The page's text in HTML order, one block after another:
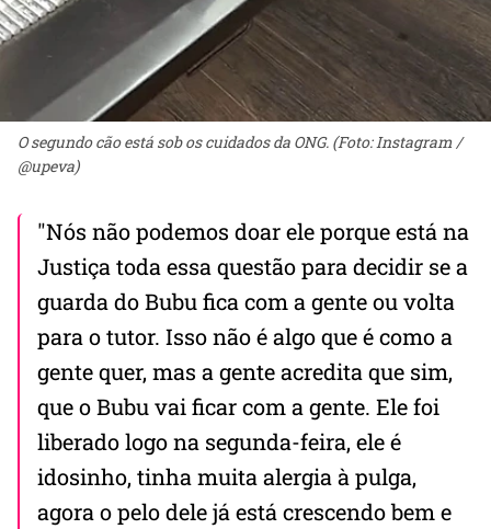
O segundo cão está sob os cuidados da ONG. (Foto: Instagram /
@upeva)
"Nós não podemos doar ele porque está na
Justiça toda essa questão para decidir se a
guarda do Bubu fica com a gente ou volta
para o tutor. Isso não é algo que é como a
gente quer, mas a gente acredita que sim,
que o Bubu vai ficar com a gente. Ele foi
liberado logo na segunda-feira, ele é
idosinho, tinha muita alergia à pulga,
agora o pelo dele já está crescendo bem e